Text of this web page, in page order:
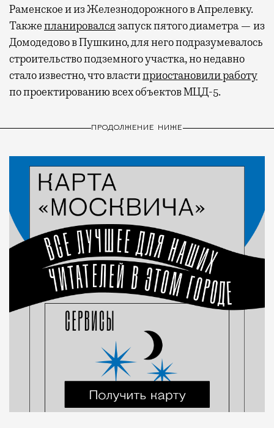
Раменское и из Железнодорожного в Апрелевку.
Такжепланировалсязапуск пятого диаметра — из
Домодедово в Пушкино, для него подразумевалось
строительство подземного участка, но недавно
стало известно, что властиприостановили работу
по проектированию всех объектов МЦД-5.
ПРОДОЛЖЕНИЕ НИЖЕ